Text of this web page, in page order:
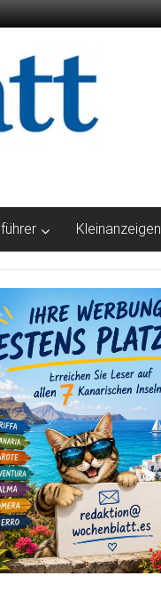
Kleinanzeigen